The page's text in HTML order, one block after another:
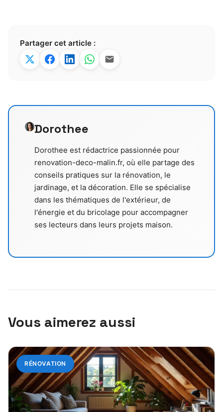
Partager cet article :
Dorothee
Dorothee est rédactrice passionnée pour
renovation-deco-malin.fr, où elle partage des
conseils pratiques sur la rénovation, le
jardinage, et la décoration. Elle se spécialise
dans les thématiques de l'extérieur, de
l'énergie et du bricolage pour accompagner
ses lecteurs dans leurs projets maison.
Vous aimerez aussi
RÉNOVATION